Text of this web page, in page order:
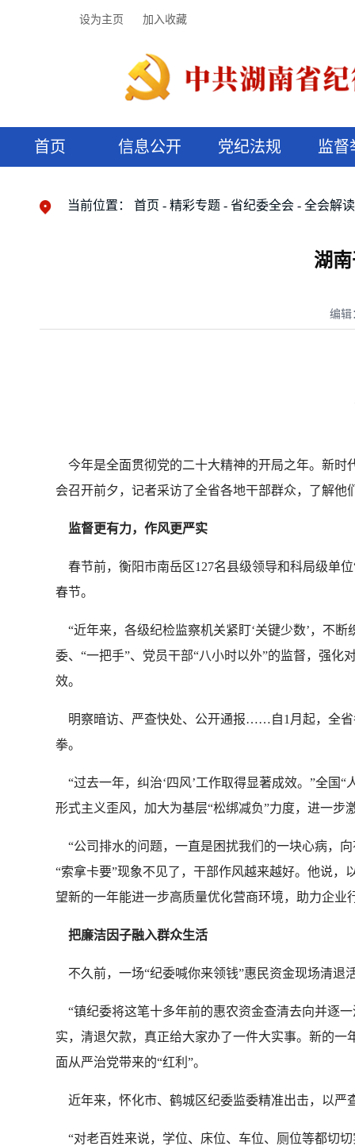
设为主页 加入收藏
首页 信息公开 党纪法规 监督
当前位置： 首页 精彩专题 省纪委全会 全会解读
湖
编辑
今年是全面贯彻党的二十大精神的开局之年。新时
会召开前夕，记者采访了全省各地干部群众，了解他
监督更有力，作风更严实
春节前，衡阳市南岳区127名县级领导和科局级单
春节。
“近年来，各级纪检监察机关紧盯‘关键少数’，不
委、“一把手”、党员干部“八小时以外”的监督，强
效。
明察暗访、严查快处、公开通报……自1月起，全省
拳。
“过去一年，纠治‘四风’工作取得显著成效。”全国
形式主义歪风，加大为基层“松绑减负”力度，进一
“公司排水的问题，一直是困扰我们的一块心病，
“索拿卡要”现象不见了，干部作风越来越好。他说
望新的一年能进一步高质量优化营商环境，助力企业
把廉洁因子融入群众生活
不久前，一场“纪委喊你来领钱”惠民资金现场清退
“镇纪委将这笔十多年前的惠农资金查清去向并逐
实，清退欠款，真正给大家办了一件大实事。新的
面从严治党带来的“红利”。
近年来，怀化市、鹤城区纪委监委精准出击，以严
“对老百姓来说，学位、床位、车位、厕位等都切